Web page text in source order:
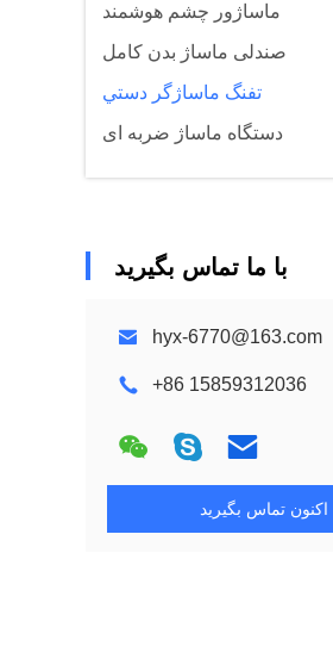
ماساژور چشم هوشمند
صندلی ماساژ بدن کامل
تفنگ ماساژگر دستي
دستگاه ماساژ ضربه ای
با ما تماس بگیرید
hyx-6770@163.com
+86 15859312036
اکنون تماس بگیرید